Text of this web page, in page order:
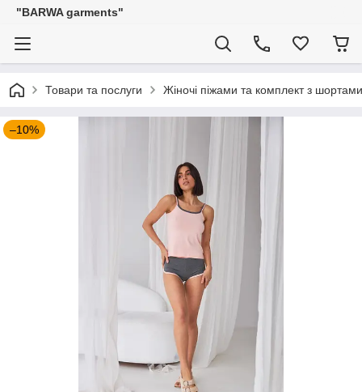
"BARWA garments"
Товари та послуги Жіночі піжами та комплект з шортами
–10%